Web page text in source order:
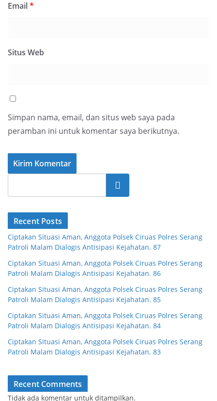
Email*
Situs Web
Simpan nama, email, dan situs web saya pada
peramban ini untuk komentar saya berikutnya.
Cari
Recent Posts
Ciptakan Situasi Aman, Anggota Polsek Ciruas Polres Serang
Patroli Malam Dialogis Antisipasi Kejahatan. 87
Ciptakan Situasi Aman, Anggota Polsek Ciruas Polres Serang
Patroli Malam Dialogis Antisipasi Kejahatan. 86
Ciptakan Situasi Aman, Anggota Polsek Ciruas Polres Serang
Patroli Malam Dialogis Antisipasi Kejahatan. 85
Ciptakan Situasi Aman, Anggota Polsek Ciruas Polres Serang
Patroli Malam Dialogis Antisipasi Kejahatan. 84
Ciptakan Situasi Aman, Anggota Polsek Ciruas Polres Serang
Patroli Malam Dialogis Antisipasi Kejahatan. 83
Recent Comments
Tidak ada komentar untuk ditampilkan.